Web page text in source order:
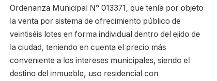
Ordenanza Municipal N° 013371, que tenía por objeto
la venta por sistema de ofrecimiento público de
veintiséis lotes en forma individual dentro del ejido de
la ciudad, teniendo en cuenta el precio más
conveniente a los intereses municipales, siendo el
destino del inmueble, uso residencial con